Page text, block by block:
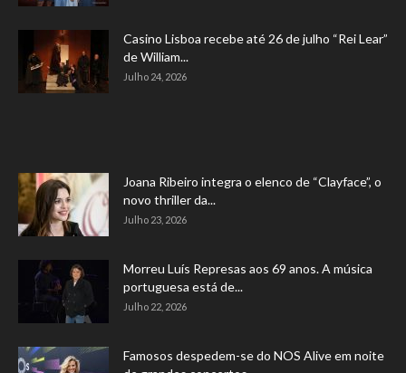
Casino Lisboa recebe até 26 de julho “Rei Lear”
de William...
Julho 24, 2026
Joana Ribeiro integra o elenco de “Clayface”, o
novo thriller da...
Julho 23, 2026
Morreu Luís Represas aos 69 anos. A música
portuguesa está de...
Julho 22, 2026
Famosos despedem-se do NOS Alive em noite